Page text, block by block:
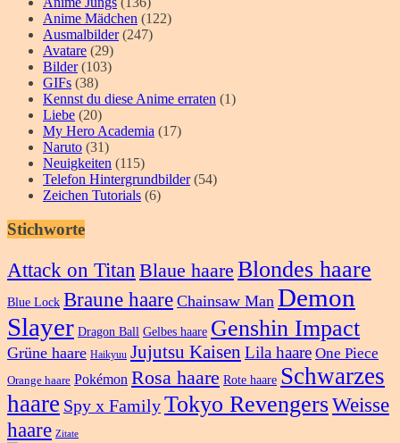
Anime Mädchen (122)
Ausmalbilder(247)
Avatare (29)
Bilder(103)
GIFs (38)
Kennst du diese Anime erraten (1)
Liebe (20)
My Hero Academia (17)
Naruto (31)
Neuigkeiten (115)
Telefon Hintergrundbilder(54)
Zeichen Tutorials (6)
Stichworte
Attack on Titan Blaue haare Blondes haare
Blue Lock Braune haare Chainsaw Man Demon
Slayer Dragon Ball Gelbes haare Genshin Impact
Grüne haare Haikyuu Jujutsu Kaisen Lila haare One Piece
Orange haare Pokémon Rosa haare Rote haare Schwarzes
haare Spy x FamilyTokyo RevengersWeisse
haare Zitate